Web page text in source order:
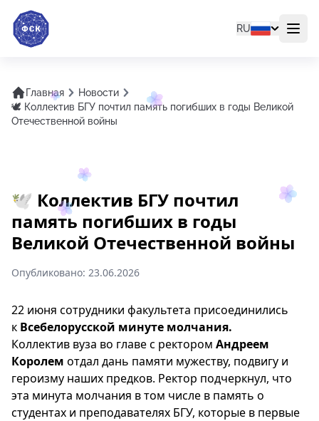
RU
Главная
Новости
🕊 Коллектив БГУ почтил память погибших в годы Великой
Отечественной войны
🕊 Коллектив БГУ почтил
память погибших в годы
Великой Отечественной войны
Опубликовано: 23.06.2026
22 июня сотрудники факультета присоединились
к Всебелорусской минуте молчания.
Коллектив вуза во главе с ректором Андреем
Королем отдал дань памяти мужеству, подвигу и
героизму наших предков. Ректор подчеркнул, что
эта минута молчания в том числе в память о
студентах и преподавателях БГУ, которые в первые